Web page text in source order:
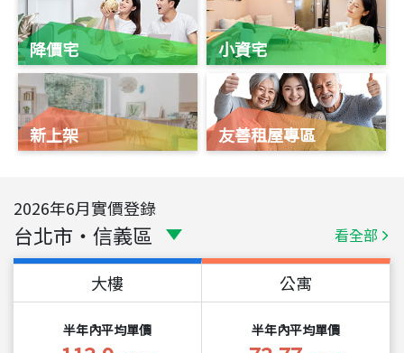
降價宅
新上架
小資宅
友善租屋專區
2026年6月實價登錄
台北市 ・ 信義區 看全部
大樓
半年內平均單價
公寓
半年內平均單價